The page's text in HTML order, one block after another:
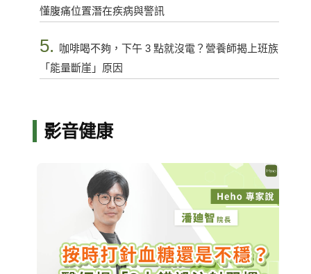
懂腹痛位置潛在疾病與警訊
5.
咖啡喝不夠，下午 3 點就沒電？營養師揭上班族
「能量斷崖」原因
影音健康